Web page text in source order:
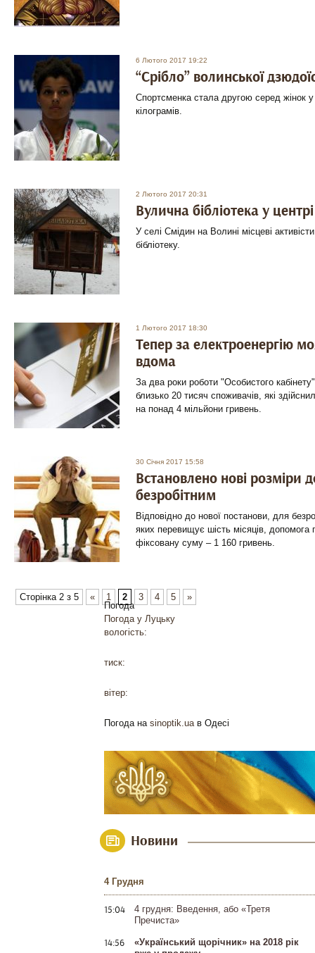
6 Лютого 2017 19:22
“Срібло” волинської
Спортсменка стала другою серед жінок у
кілограмів.
2 Лютого 2017 20:31
Вулична бібліотека у
У селі Смідин на Волині місцеві
бібліотеку.
1 Лютого 2017 18:30
Тепер за електроенергію
вдома
За два роки роботи "Особистого
близько 20 тисяч споживачів, які
на понад 4 мільйони гривень.
30 Січня 2017 15:58
Встановлено нові розміри
безробітним
Відповідно до нової постанови, для
яких перевищує шість місяців, допомога
фіксовану суму – 1 160 гривень.
Сторінка 2 з 5 « 1 2 3 4 5
»
Погода
Погода у Луцьку
вологість:
тиск:
вітер:
Погода на sinoptik.uaв Одесі
Новини
4 Грудня
15:04
4 грудня: Введення, або «Третя
Пречиста»
14:56
«Український щорічник» на 2018 рік